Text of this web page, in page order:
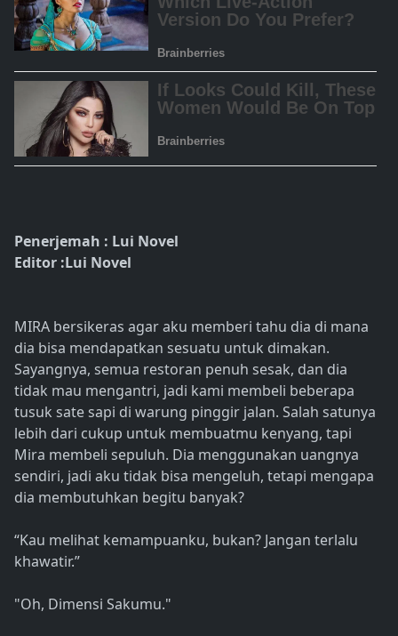
Penerjemah : Lui Novel
Editor :Lui Novel
MIRA bersikeras agar aku memberi tahu dia di mana
dia bisa mendapatkan sesuatu untuk dimakan.
Sayangnya, semua restoran penuh sesak, dan dia
tidak mau mengantri, jadi kami membeli beberapa
tusuk sate sapi di warung pinggir jalan. Salah satunya
lebih dari cukup untuk membuatmu kenyang, tapi
Mira membeli sepuluh. Dia menggunakan uangnya
sendiri, jadi aku tidak bisa mengeluh, tetapi mengapa
dia membutuhkan begitu banyak?
“Kau melihat kemampuanku, bukan? Jangan terlalu
khawatir.”
"Oh, Dimensi Sakumu."